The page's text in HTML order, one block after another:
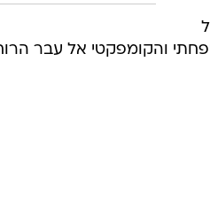
והקומפקטי אל עבר